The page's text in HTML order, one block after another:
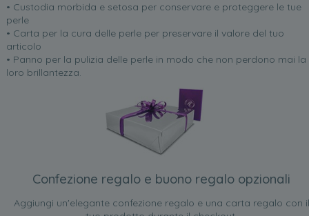
• Custodia morbida e setosa per conservare e proteggere le tue
perle
• Carta per la cura delle perle per preservare il valore del tuo
articolo
• Panno per la pulizia delle perle in modo che non perdono mai la
loro brillantezza.
Confezione regalo e buono regalo opzionali
Aggiungi un'elegante confezione regalo e una carta regalo con il